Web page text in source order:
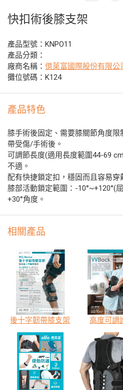
快扣術後膝支架
產品型號：KNPO11
產品分類：
廠商名稱： 億萊富國際股份有限公
攤位號碼：K124
產品特色
膝手術後固定、需要膝關節角度
帶受傷/手術後。
可調節長度(適用長度範圍44-69
不適。
配有快捷鎖定扣，穩固而且容易穿
膝部活動鎖定範圍：-10°~+120°(
+30°角度。
相關產品
後十字韌帶膝支架 高度可調